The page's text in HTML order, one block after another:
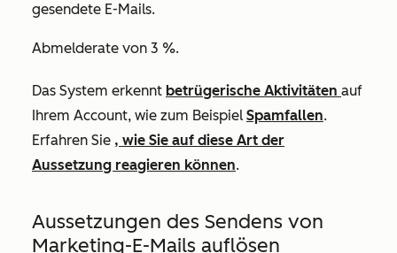
gesendete E-Mails.
Abmelderate von 3 %.
Das System erkennt betrügerische Aktivitäten auf
Ihrem Account, wie zum Beispiel Spamfallen.
Erfahren Sie , wie Sie auf diese Art der
Aussetzung reagieren können.
Aussetzungen des Sendens von
Marketing-E-Mails auflösen